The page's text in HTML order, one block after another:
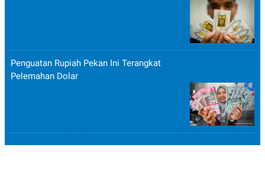
Penguatan Rupiah Pekan Ini Terangkat
Pelemahan Dolar